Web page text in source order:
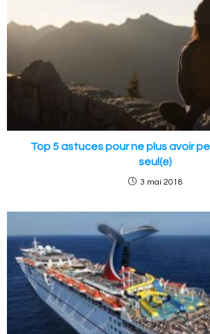
Top 5 astuces pour ne plus avoir
seul(e)
3 mai 2018